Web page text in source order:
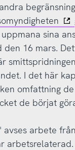
sina
16 mars.
I det här
omfattning
de börjat
arbete